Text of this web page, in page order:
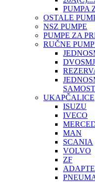
PUMPA
OSTALE
NSZ PUMPE
PUMPE ZA
RUČNE
UKAPČALICE
ISUZU
IVECO
MAN
SCANIA
VOLVO
ZF